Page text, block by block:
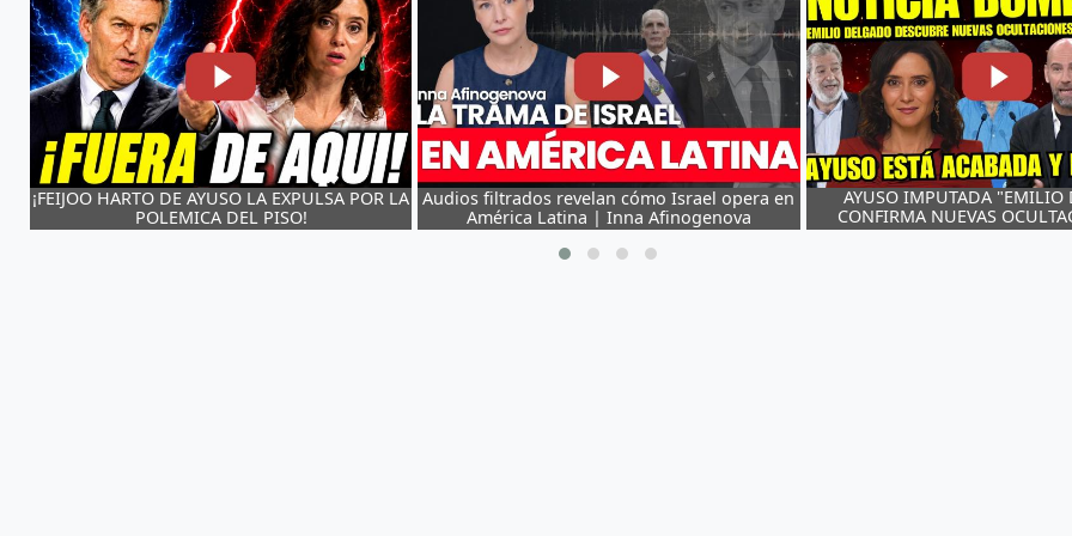
Audios filtrados revelan cómo Israel opera en
América Latina | Inna Afinogenova
AYUSO IMPUTADA "EMILIO DELGADO
CONFIRMA NUEVAS OCULTACIONES DE
ATICOS DE AYUSO" MIENTEN POR SISTEMA
Argentina no se